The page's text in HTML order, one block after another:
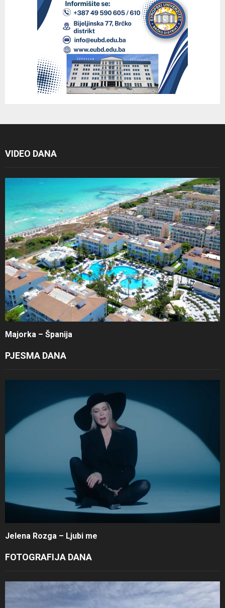
VIDEO DANA
Majorka – Španija
PJESMA DANA
Jelena Rozga – Ljubi me
FOTOGRAFIJA DANA